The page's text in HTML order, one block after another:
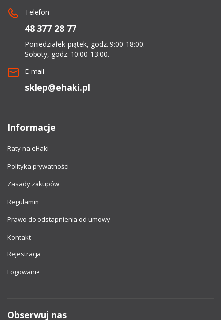
Telefon
48 377 28 77
Poniedziałek-piątek, godz. 9:00-18:00.
Soboty, godz. 10:00-13:00.
E-mail
sklep@ehaki.pl
Informacje
Raty na eHaki
Polityka prywatności
Zasady zakupów
Regulamin
Prawo do odstapnienia od umowy
Kontakt
Rejestracja
Logowanie
Obserwuj nas